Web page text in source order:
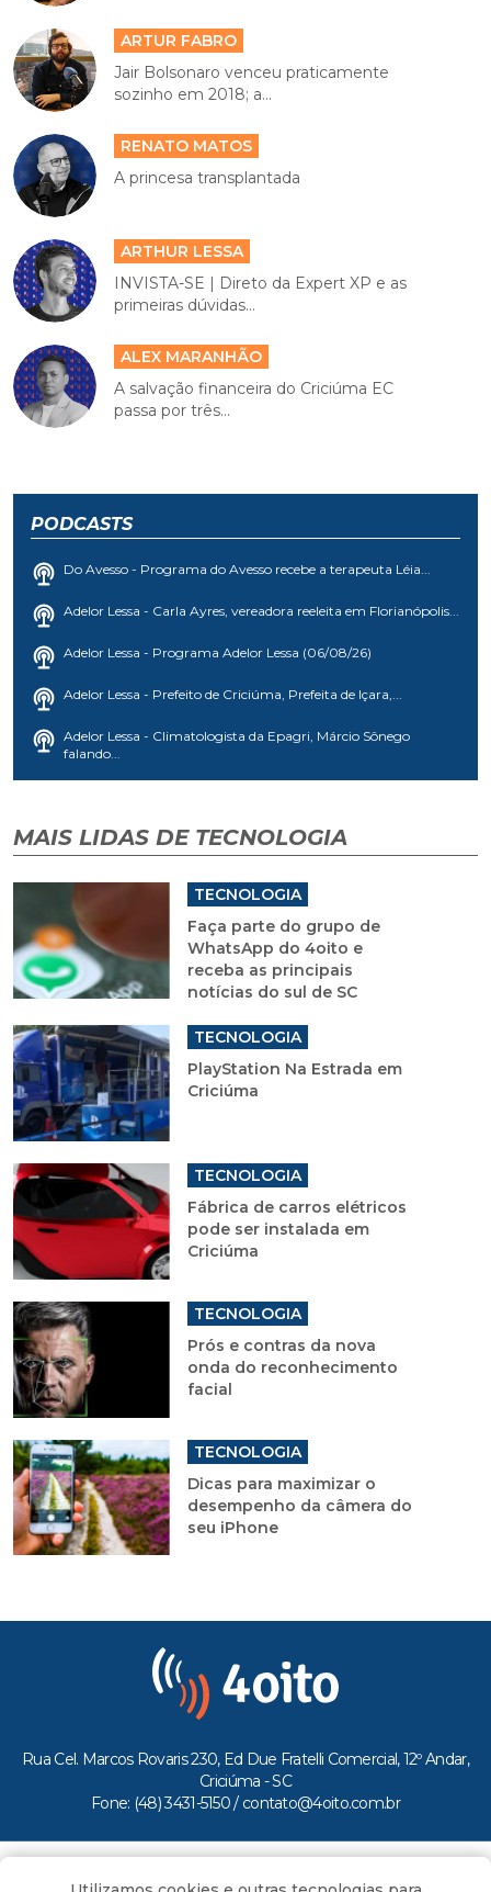
ARTUR FABRO
Jair Bolsonaro venceu praticamente
sozinho em 2018; a...
RENATO MATOS
A princesa transplantada
ARTHUR LESSA
INVISTA-SE | Direto da Expert XP e as
primeiras dúvidas...
ALEX MARANHÃO
A salvação financeira do Criciúma EC
passa por três...
PODCASTS
Do Avesso - Programa do Avesso recebe a terapeuta Léia...
Adelor Lessa - Carla Ayres, vereadora reeleita em Florianópolis...
Adelor Lessa - Programa Adelor Lessa (06/08/26)
Adelor Lessa - Prefeito de Criciúma, Prefeita de Içara,...
Adelor Lessa - Climatologista da Epagri, Márcio Sônego
falando...
MAIS LIDAS DE TECNOLOGIA
TECNOLOGIA
Faça parte do grupo de
WhatsApp do 4oito e
receba as principais
notícias do sul de SC
TECNOLOGIA
PlayStation Na Estrada em
Criciúma
TECNOLOGIA
Fábrica de carros elétricos
pode ser instalada em
Criciúma
TECNOLOGIA
Prós e contras da nova
onda do reconhecimento
facial
TECNOLOGIA
Dicas para maximizar o
desempenho da câmera do
seu iPhone
Rua Cel. Marcos Rovaris 230, Ed Due Fratelli Comercial, 12º Andar,
Criciúma - SC
Fone: (48) 3431-5150 / contato@4oito.com.br